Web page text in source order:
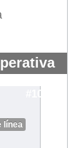
#10301
línea